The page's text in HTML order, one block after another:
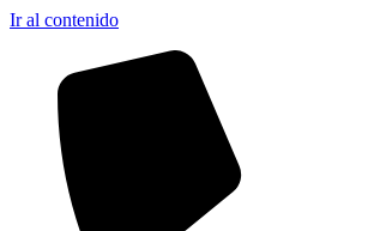
Ir al contenido